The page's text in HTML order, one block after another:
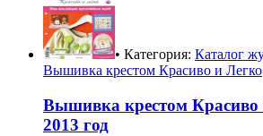
• Категория: Каталог
Вышивка крестом Красиво и Легко
Вышивка крестом
2013 год